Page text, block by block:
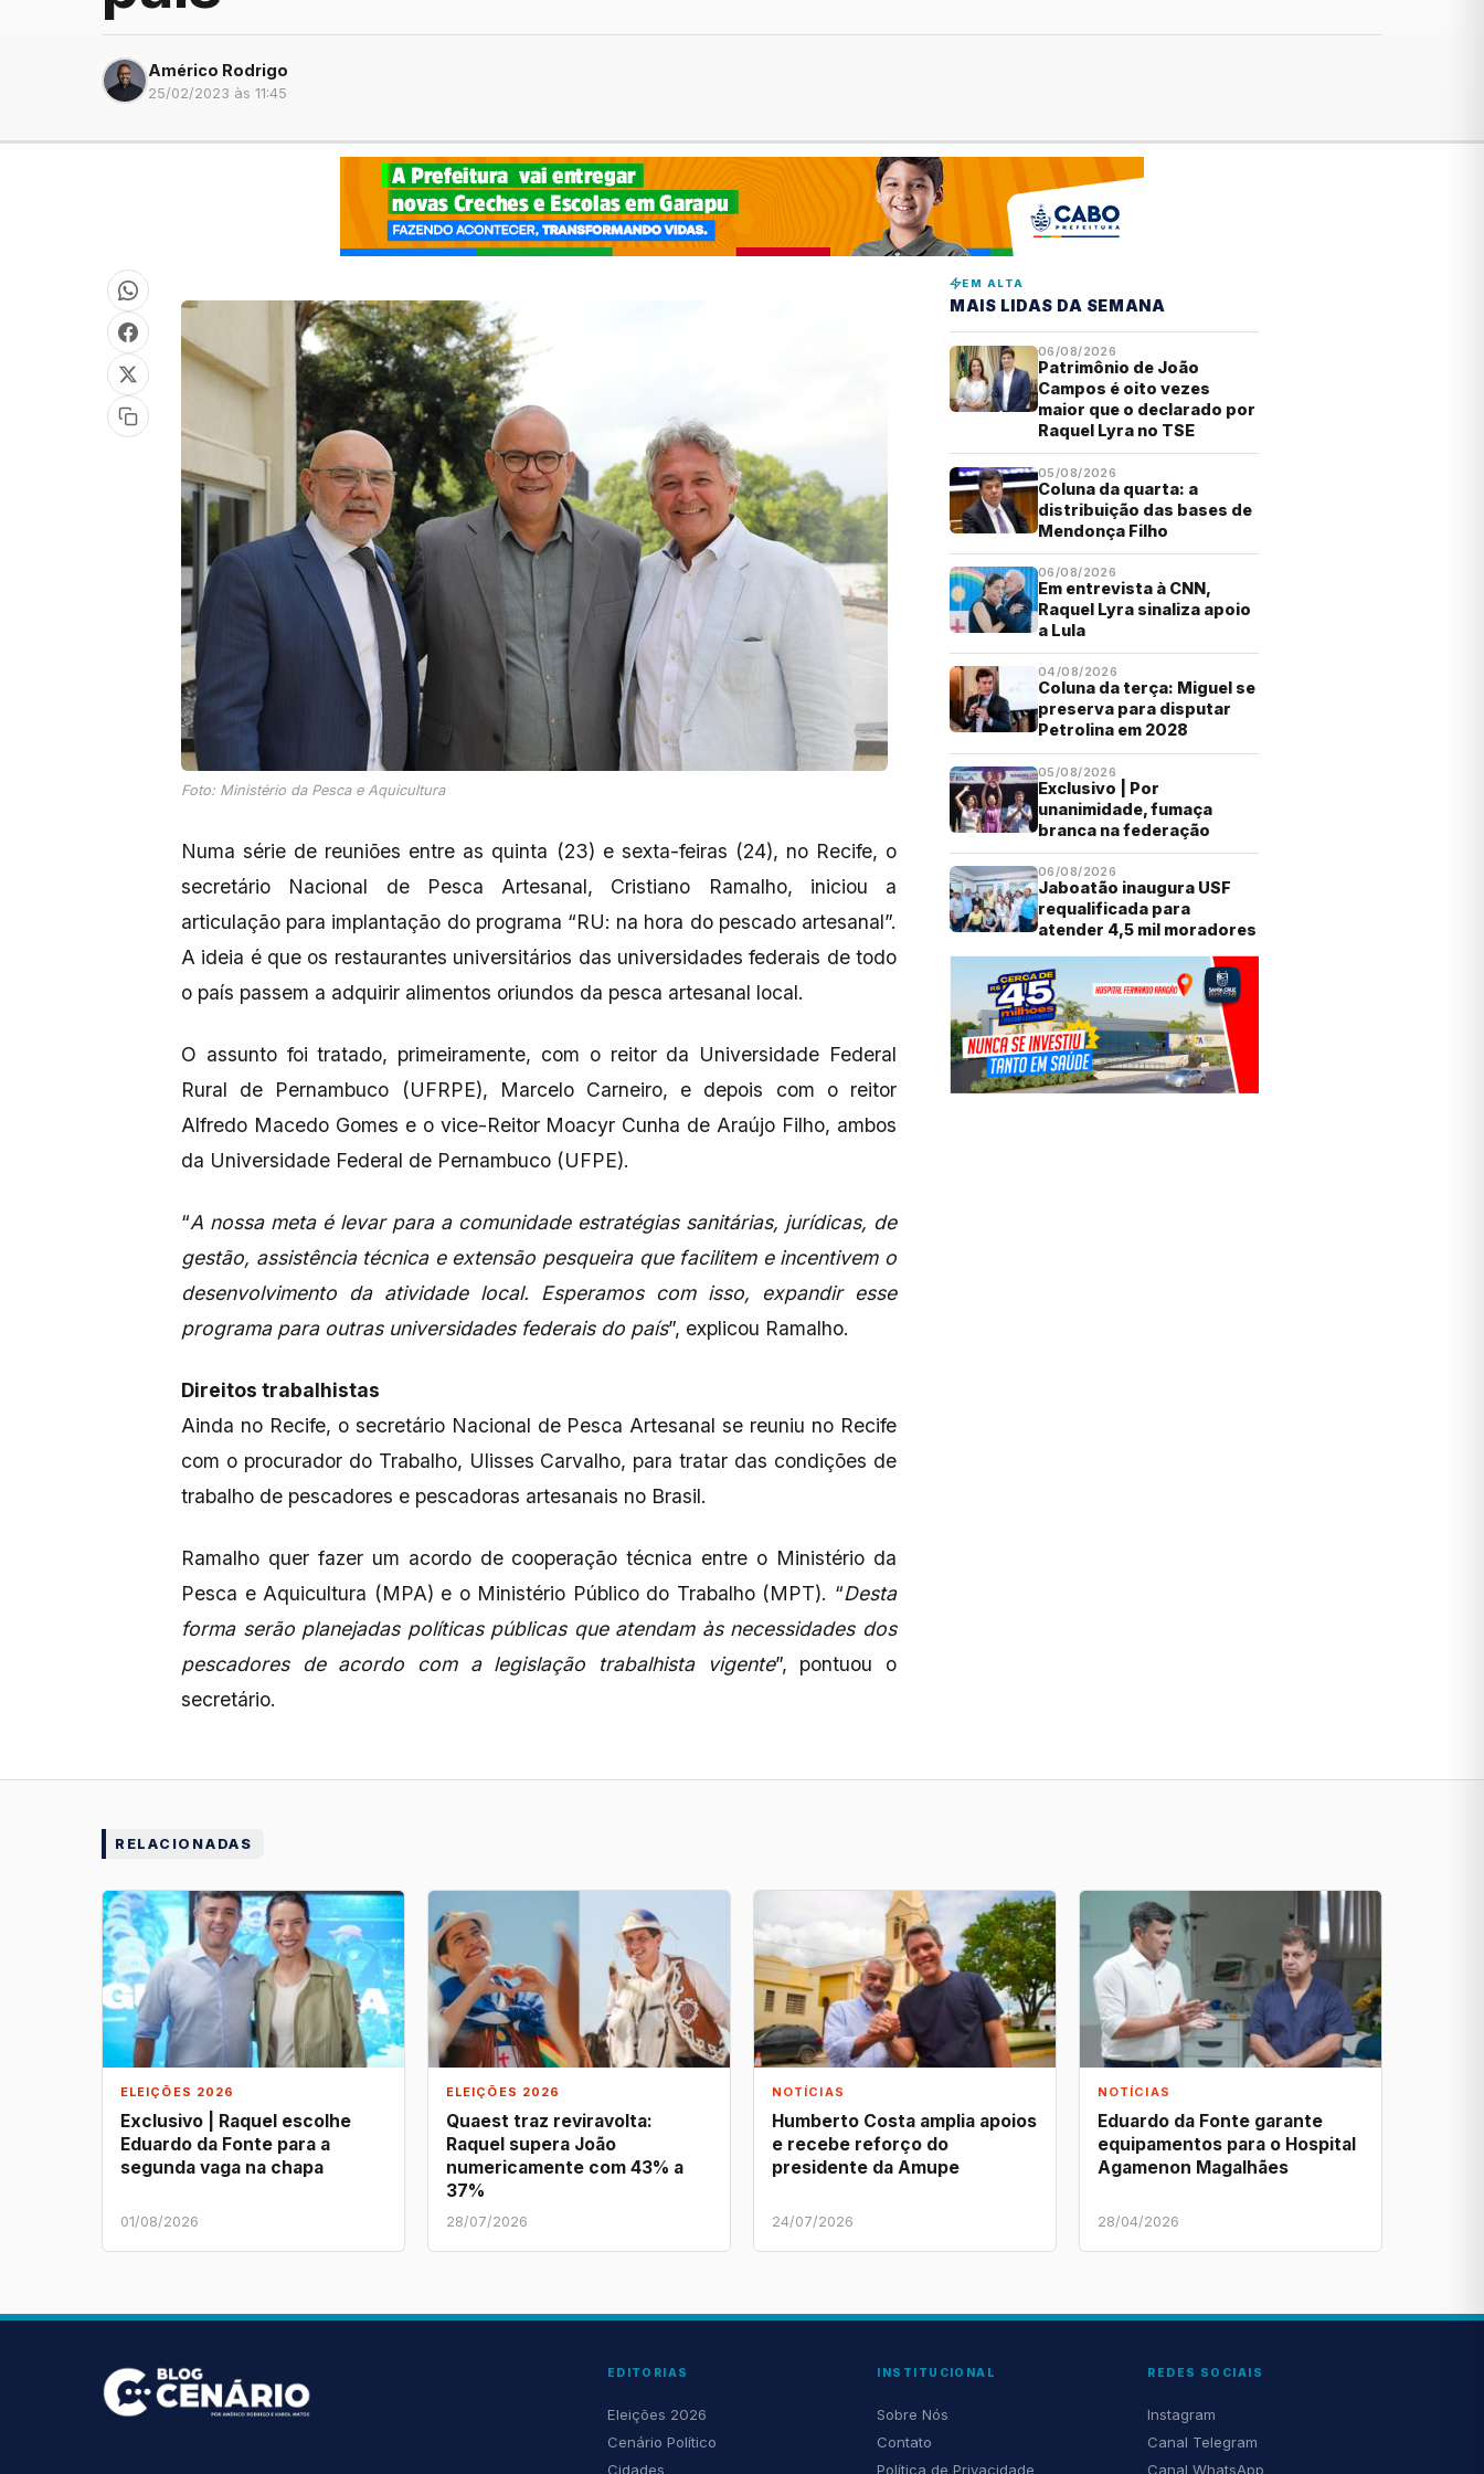
Américo Rodrigo
25/02/2023 às 11:45
Foto: Ministério da Pesca e Aquicultura
Numa série de reuniões entre as quinta (23) e sexta-feiras (24), no Recife, o
secretário Nacional de Pesca Artesanal, Cristiano Ramalho, iniciou a
articulação para implantação do programa “RU: na hora do pescado artesanal”.
A ideia é que os restaurantes universitários das universidades federais de todo
o país passem a adquirir alimentos oriundos da pesca artesanal local.
O assunto foi tratado, primeiramente, com o reitor da Universidade Federal
Rural de Pernambuco (UFRPE), Marcelo Carneiro, e depois com o reitor
Alfredo Macedo Gomes e o vice-Reitor Moacyr Cunha de Araújo Filho, ambos
da Universidade Federal de Pernambuco (UFPE).
“A nossa meta é levar para a comunidade estratégias sanitárias, jurídicas, de
gestão, assistência técnica e extensão pesqueira que facilitem e incentivem o
desenvolvimento da atividade local. Esperamos com isso, expandir esse
programa para outras universidades federais do país”, explicou Ramalho.
Direitos trabalhistas
Ainda no Recife, o secretário Nacional de Pesca Artesanal se reuniu no Recife
com o procurador do Trabalho, Ulisses Carvalho, para tratar das condições de
trabalho de pescadores e pescadoras artesanais no Brasil.
Ramalho quer fazer um acordo de cooperação técnica entre o Ministério da
Pesca e Aquicultura (MPA) e o Ministério Público do Trabalho (MPT). “Desta
forma serão planejadas políticas públicas que atendam às necessidades dos
pescadores de acordo com a legislação trabalhista vigente”, pontuou o
secretário.
EM ALTA
MAIS LIDAS DA SEMANA
06/08/2026
Patrimônio de João
Campos é oito vezes
maior que o declarado por
Raquel Lyra no TSE
05/08/2026
Coluna da quarta: a
distribuição das bases de
Mendonça Filho
06/08/2026
Em entrevista à CNN,
Raquel Lyra sinaliza apoio
a Lula
04/08/2026
Coluna da terça: Miguel se
preserva para disputar
Petrolina em 2028
05/08/2026
Exclusivo | Por
unanimidade, fumaça
branca na federação
06/08/2026
Jaboatão inaugura USF
requalificada para
atender 4,5 mil moradores
RELACIONADAS
ELEIÇÕES 2026
Exclusivo | Raquel escolhe
Eduardo da Fonte para a
segunda vaga na chapa
01/08/2026
ELEIÇÕES 2026
Quaest traz reviravolta:
Raquel supera João
numericamente com 43% a
37%
28/07/2026
NOTÍCIAS
Humberto Costa amplia apoios
e recebe reforço do
presidente da Amupe
24/07/2026
NOTÍCIAS
Eduardo da Fonte garante
equipamentos para o Hospital
Agamenon Magalhães
28/04/2026
EDITORIAS
Eleições 2026
Cenário Político
Cidades
INSTITUCIONAL
Sobre Nós
Contato
Política de Privacidade
REDES SOCIAIS
Instagram
Canal Telegram
Canal WhatsApp